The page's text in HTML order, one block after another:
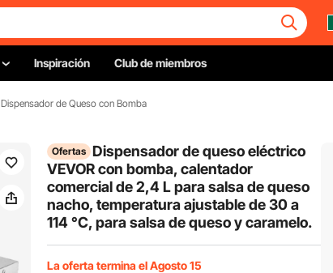
Inspiración Club de miembros
Dispensador de Queso con Bomba
Ofertas Dispensador de queso eléctrico
VEVOR con bomba, calentador
comercial de 2,4 L para salsa de queso
nacho, temperatura ajustable de 30 a
114 °C, para salsa de queso y caramelo.
La oferta termina el Agosto 15